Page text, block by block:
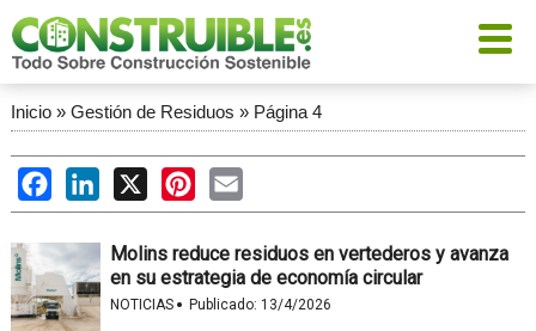
Inicio» Gestión de Residuos » Página 4
FacebookLinkedIn
X PinterestEmail
Molins reduce residuos en vertederos y avanza
en su estrategia de economía circular
NOTICIAS · Publicado: 13/4/2026